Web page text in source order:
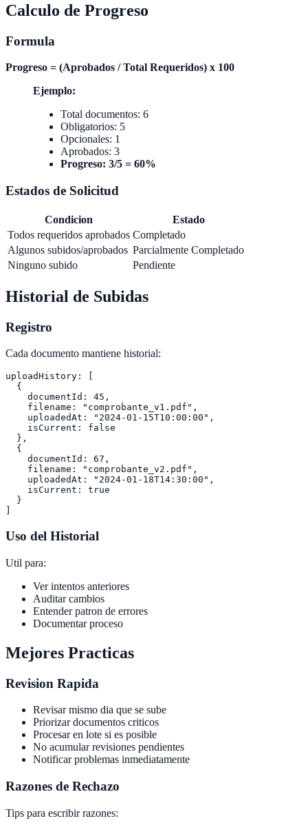
Calculo de Progreso
Formula
Progreso = (Aprobados / Total Requeridos) x 100
Ejemplo:
Total documentos: 6
Obligatorios: 5
Opcionales: 1
Aprobados: 3
Progreso: 3/5 = 60%
Estados de Solicitud
Condicion
Estado
Todos requeridos aprobados Completado
Algunos subidos/aprobados Parcialmente Completado
Ninguno subido
Pendiente
Historial de Subidas
Registro
Cada documento mantiene historial:
uploadHistory: [
  {
    documentId: 45,
    filename: "comprobante_v1.pdf",
    uploadedAt: "2024-01-15T10:00:00",
    isCurrent: false
  },
  {
    documentId: 67,
    filename: "comprobante_v2.pdf",
    uploadedAt: "2024-01-18T14:30:00",
    isCurrent: true
  }
Uso del Historial
Util para:
Ver intentos anteriores
Auditar cambios
Entender patron de errores
Documentar proceso
Mejores Practicas
Revision Rapida
Revisar mismo dia que se sube
Priorizar documentos criticos
Procesar en lote si es posible
No acumular revisiones pendientes
Notificar problemas inmediatamente
Razones de Rechazo
Tips para escribir razones: